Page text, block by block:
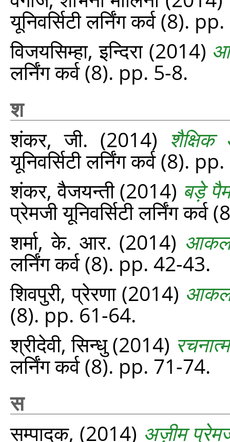
यूनिवर्सिटी लर्निंग कर्व (8).
विजयसिम्हा, इन्दिरा(2014)
लर्निंग कर्व (8). pp. 5-8.
श
शंकर, जी. (2014)
यूनिवर्सिटी लर्निंग कर्व (8).
शंकर, वैजयन्ती(2014) बड़े
प्रेमजी यूनिवर्सिटी लर्निंग
शर्मा, के. आर. (2014)
लर्निंग कर्व (8). pp. 42-43.
शिवपुरी, प्रेरणा(2014)
(8). pp. 61-64.
श्रीदेवी, सिन्धु(2014)
लर्निंग कर्व (8). pp. 71-74.
स
सम्पादक, (2014) अज़ीम